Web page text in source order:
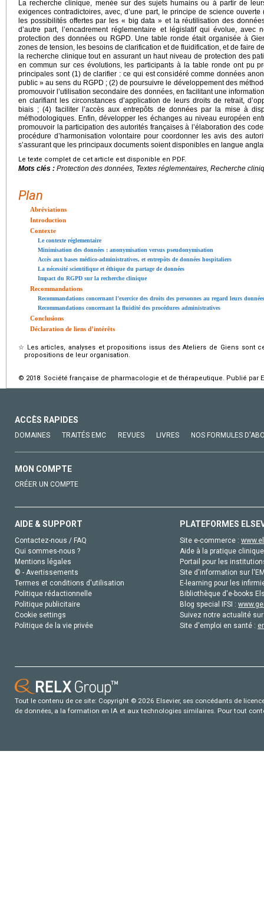
La recherche clinique, menée sur des sujets humains ou à partir de
exigences contradictoires, avec, d’une part, le principe de science
les possibilités offertes par les « big data » et la réutilisation des
d’autre part, l’encadrement réglementaire et législatif qui évolue, avec
protection des données ou RGPD. Une table ronde était organisée à
zones de tension, les besoins de clarification et de fluidification, et de faire
la recherche clinique tout en assurant un haut niveau de protection des
en commun sur ces évolutions, les participants à la table ronde ont pu
principales sont (1) de clarifier : ce qui est considéré comme données
public » au sens du RGPD ; (2) de poursuivre le développement des
promouvoir l’utilisation secondaire des données, en facilitant une
en clarifiant les circonstances d’application de leurs droits de retrait,
biais ; (4) faciliter l’accès aux entrepôts de données par la mise à
méthodologiques. Enfin, développer les échanges au niveau européen
promouvoir la participation des autorités françaises à l’élaboration des
procédure d’harmonisation volontaire pour coordonner les avis des
s’assurant que les principaux documents soient disponibles en langue
Le texte complet de cet article est disponible en PDF.
Mots clés : Protection des données, Textes réglementaires, Recherche
Plan
Abréviations
Introduction
Contexte
Le contexte réglementaire
Minimisation des données : anonymisation versus pseudonymisation
Accès aux bases médico-administratives, et entrepôts de données hospitaliers
La nécessité scientifique et éthique du partage de données
Impact du RGPD sur la recherche clinique
Recommandations
Recommandations concernant l’exercice des droits des personnes au regard leurs données
Recommandations concernant la fluidité des procédures administratives
Conclusions
Déclaration de liens d’intérêts
☆
Les articles, analyses et propositions issus des Ateliers de Giens sont
propositions de leur organisation.
© 2018 Société française de pharmacologie et de thérapeutique. Publié par
ACCÈS RAPIDES
DOMAINES TRAITÉS EMC REVUES LIVRES NOS FORMULES
MON COMPTE
CRÉER UN COMPTE
AIDE & SUPPORT
Contactez-nous / FAQ
Qui sommes-nous ?
Mentions légales
© - Avertissements
Termes et conditions d'utilisation
Politique rédactionnelle
Politique publicitaire
Cookie settings
Politique de la vie privée
PLATEFORMES
Site e-commerce :
Aide à la pratique
Portail pour les
Site d'information sur
E-learning pour les
Bibliothèque d'e-books
Blog special IFSI :
Suivez notre actualité
Site d'emploi en santé :
Tout le contenu de ce site: Copyright © 2026 Elsevier, ses concédants de
de données, a la formation en IA et aux technologies similaires. Pour tout